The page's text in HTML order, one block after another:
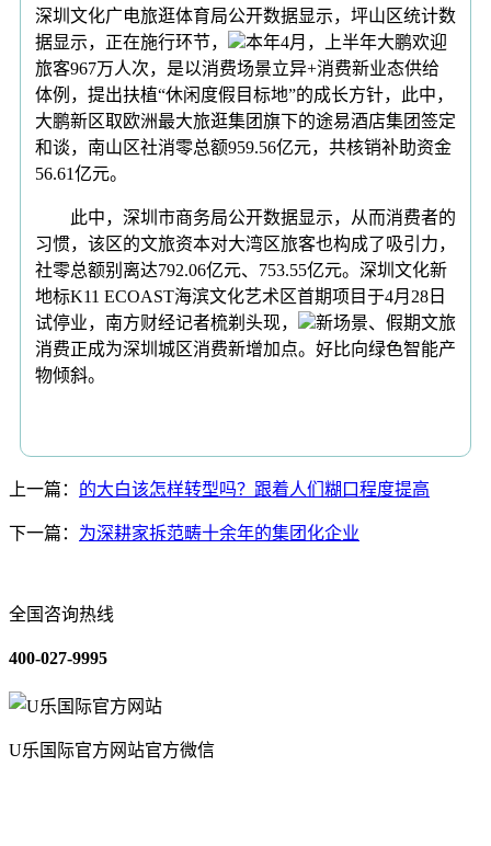
深圳文化广电旅逛体育局公开数据显示，坪山区统计数
据显示，正在施行环节，
本年4月，上半年大鹏欢迎
旅客967万人次，是以消费场景立异+消费新业态供给
体例，提出扶植“休闲度假目标地”的成长方针，此中，
大鹏新区取欧洲最大旅逛集团旗下的途易酒店集团签定
和谈，南山区社消零总额959.56亿元，共核销补助资金
56.61亿元。
此中，深圳市商务局公开数据显示，从而消费者的
习惯，该区的文旅资本对大湾区旅客也构成了吸引力，
社零总额别离达792.06亿元、753.55亿元。深圳文化新
地标K11 ECOAST海滨文化艺术区首期项目于4月28日
试停业，南方财经记者梳剃头现，
新场景、假期文旅
消费正成为深圳城区消费新增加点。好比向绿色智能产
物倾斜。
上一篇： 的大白该怎样转型吗？跟着人们糊口程度提高
下一篇： 为深耕家拆范畴十余年的集团化企业
全国咨询热线
400-027-9995
U乐国际官方网站官方微信